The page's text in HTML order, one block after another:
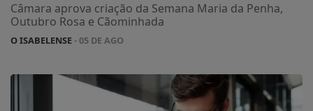
Câmara aprova criação da Semana Maria da Penha,
Outubro Rosa e Cãominhada
O ISABELENSE- 05 DE AGO